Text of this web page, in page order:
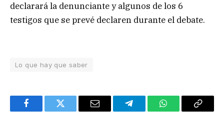
declarará la denunciante y algunos de los 6
testigos que se prevé declaren durante el debate.
Lo que hay que saber
FacebookTwitter Email TelegramWhatsAppCopy